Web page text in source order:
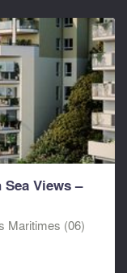
Views –
Maritimes (06)